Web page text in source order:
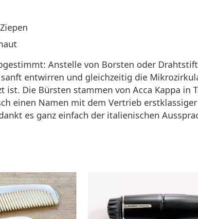
Anstelle von Borsten oder
entwirren und gleichzeitig die
Die Bürsten stammen von Acca Kappa in
einen Namen mit dem Vertrieb
es ganz einfach der italienischen